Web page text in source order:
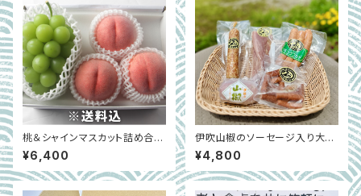
桃＆シャインマスカット詰め合わ
せ｜ギフトにもおすすめ｜大阪
中央卸売市場 ※7月上旬～8月
上旬
¥6,400
伊吹山椒のソーセージ入り大畑
大介おすすめ5種セット｜滋賀県
米原市
¥4,800